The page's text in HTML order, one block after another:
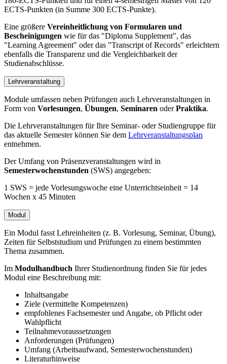
ECTS-Punkten (in Summe 300 ECTS-Punkte).
Eine größere Vereinheitlichung von Formularen und
Bescheinigungen wie für das "Diploma Supplement", das
"Learning Agreement" oder das "Transcript of Records" erleichtern
ebenfalls die Transparenz und die Vergleichbarkeit der
Studienabschlüsse.
Lehrveranstaltung
Module umfassen neben Prüfungen auch Lehrveranstaltungen in
Form von Vorlesungen, Übungen, Seminaren oderPraktika.
Die Lehrveranstaltungen für Ihre Seminar- oder Studiengruppe für
das aktuelle Semester können Sie dem Lehrveranstaltungsplan
entnehmen.
Der Umfang von Präsenzveranstaltungen wird in
Semesterwochenstunden (SWS) angegeben:
1 SWS = jede Vorlesungswoche eine Unterrichtseinheit = 14
Wochen x 45 Minuten
Modul
Ein Modul fasst Lehreinheiten (z. B. Vorlesung, Seminar, Übung),
Zeiten für Selbststudium und Prüfungen zu einem bestimmten
Thema zusammen.
Im Modulhandbuch Ihrer Studienordnung finden Sie für jedes
Modul eine Beschreibung mit:
Inhaltsangabe
Ziele (vermittelte Kompetenzen)
empfohlenes Fachsemester und Angabe, ob Pflicht oder
Wahlpflicht
Teilnahmevoraussetzungen
Anforderungen (Prüfungen)
Umfang (Arbeitsaufwand, Semesterwochenstunden)
Literaturhinweise